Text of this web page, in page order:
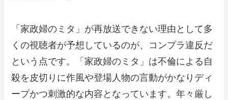
「家政婦のミタ」が再放送できない理由として多
くの視聴者が予想しているのが、コンプラ違反だ
という点です。「家政婦のミタ」は不倫による自
殺を皮切りに作風や登場人物の言動がかなりディ
ープかつ刺激的な内容となっています。年々厳し